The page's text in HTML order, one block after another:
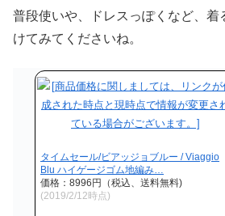
普段使いや、ドレスっぽくなど、着
けてみてくださいね。
タイムセール/ビアッジョブルー / Viaggio
Blu ハイゲージゴム地編み…
価格：8996円（税込、送料無料)
(2019/2/12時点)